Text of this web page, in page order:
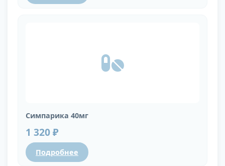
Симпарика 40мг
1 320 ₽
Подробнее